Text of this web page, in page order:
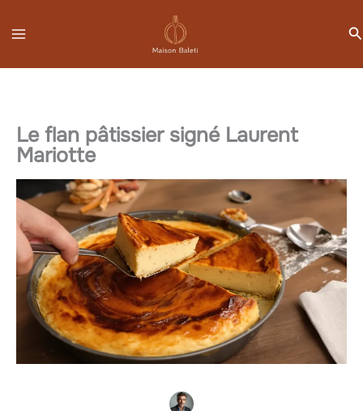
au
Le flan pâtissier signé Laurent
Mariotte